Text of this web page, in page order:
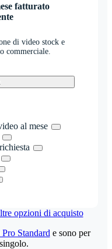
fatturato
di video stock e
commerciale.
al mese
opzioni di acquisto
Standard e sono per